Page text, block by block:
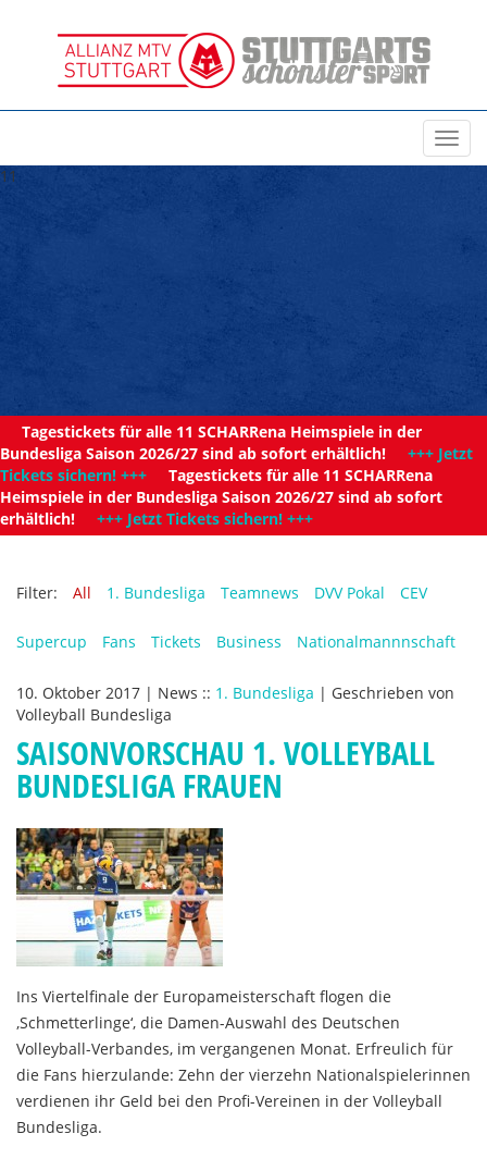
11
Tagestickets für alle 11 SCHARRena Heimspiele in der
Bundesliga Saison 2026/27 sind ab sofort erhältlich! +++ Jetzt
Tickets sichern! +++ Tagestickets für alle 11 SCHARRena
Heimspiele in der Bundesliga Saison 2026/27 sind ab sofort
erhältlich! +++ Jetzt Tickets sichern! +++
Filter: All 1. Bundesliga Teamnews DVV Pokal CEV
Supercup Fans Tickets Business Nationalmannnschaft
10. Oktober 2017 | News :: 1. Bundesliga | Geschrieben von
Volleyball Bundesliga
SAISONVORSCHAU 1. VOLLEYBALL
BUNDESLIGA FRAUEN
Ins Viertelfinale der Europameisterschaft flogen die
‚Schmetterlinge‘, die Damen-Auswahl des Deutschen
Volleyball-Verbandes, im vergangenen Monat. Erfreulich für
die Fans hierzulande: Zehn der vierzehn Nationalspielerinnen
verdienen ihr Geld bei den Profi-Vereinen in der Volleyball
Bundesliga.